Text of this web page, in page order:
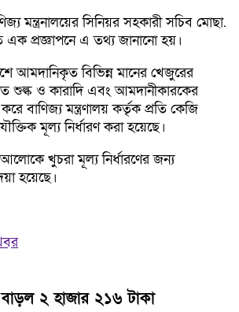
মন্ত্রনালয়ের সিনিয়র সহকারী সচিব মোছা.
এক প্রজ্ঞাপনে এ তথ্য জানানো হয়।
আমদানিকৃত বিভিন্ন মানের খেজুরের
শুল্ক ও কারাদি এবং আমদানীকারকের
বাণিজ্য মন্ত্রণালয় কর্তৃক প্রতি কেজি
মূল্য নির্ধারণ করা হয়েছে।
খুচরা মূল্য নির্ধারণের জন্য
হয়েছে।
বাড়ল ২ হাজার ২১৬ টাকা